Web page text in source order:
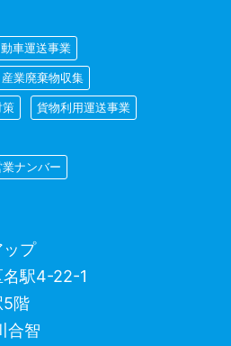
車運送事業
産業廃棄物収集
策 貨物利用運送事業
ナンバー
プ
名駅4-22-1
5階
合智